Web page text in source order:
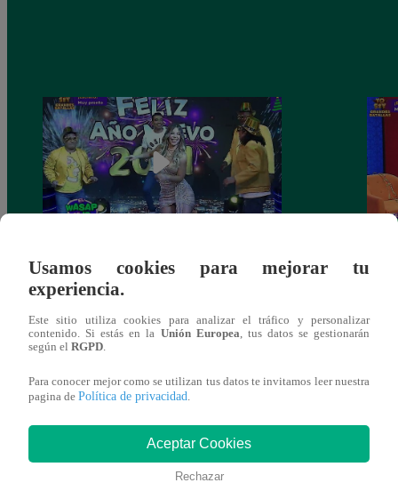
Josimar armó una tremenda fiesta de año
nuevo en El Wasap de JB
También te puede
interesar
Usamos cookies para mejorar tu
experiencia.
Este sitio utiliza cookies para analizar el tráfico y personalizar
contenido. Si estás en la Unión Europea, tus datos se gestionarán
según el RGPD.
Para conocer mejor como se utilizan tus datos te invitamos leer nuestra
pagina de Política de privacidad.
Aceptar Cookies
Rechazar